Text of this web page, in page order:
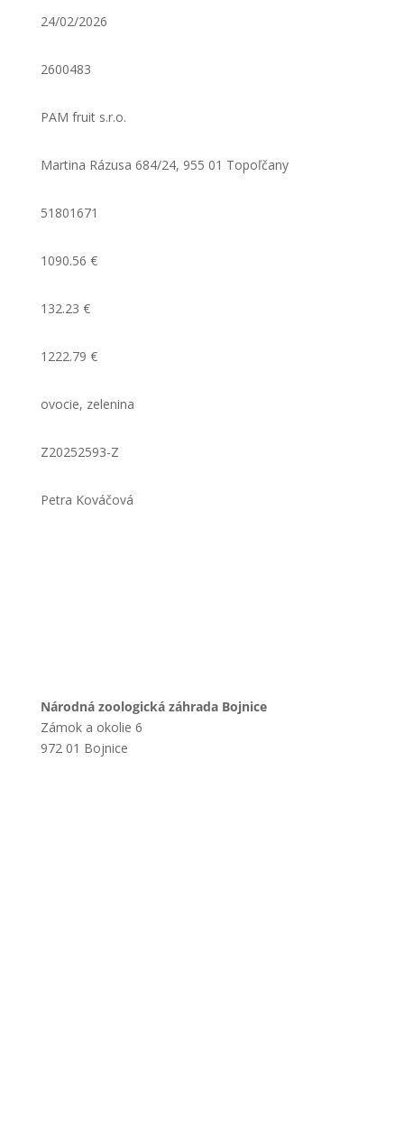
24/02/2026
2600483
PAM fruit s.r.o.
Martina Rázusa 684/24, 955 01 Topoľčany
51801671
1090.56 €
132.23 €
1222.79 €
ovocie, zelenina
Z20252593-Z
Petra Kováčová
Národná zoologická záhrada Bojnice
Zámok a okolie 6
972 01 Bojnice